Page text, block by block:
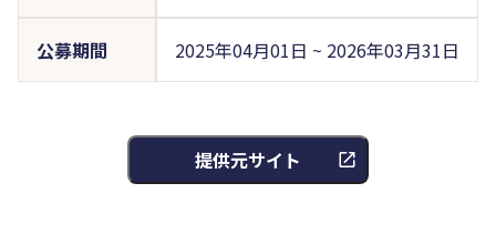
公募期間 2025年04月01日 ~ 2026年03月31日
提供元サイト